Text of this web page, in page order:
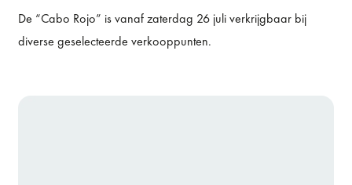
De “Cabo Rojo” is vanaf zaterdag 26 juli verkrijgbaar bij
diverse geselecteerde verkooppunten.